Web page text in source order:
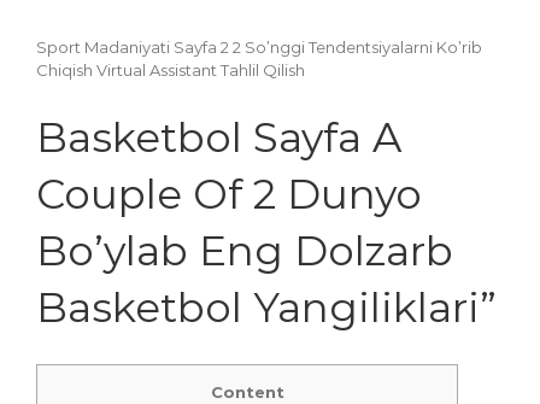
Sport Madaniyati Sayfa 2 2 So’nggi Tendentsiyalarni Ko’rib
Chiqish Virtual Assistant Tahlil Qilish
Basketbol Sayfa A
Couple Of 2 Dunyo
Bo’ylab Eng Dolzarb
Basketbol Yangiliklari”
Content